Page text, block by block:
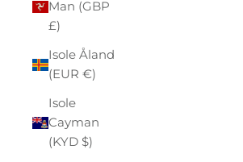
Man (GBP
£)
Isole Åland
(EUR €)
Isole
Cayman
(KYD $)